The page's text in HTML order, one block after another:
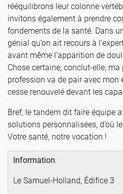
rééquilibrons leur colonne
invitons également à prendre
fondements de la santé. Dans
génial qu’on ait recours à
avant même l’apparition de
Chose certaine, conclut-elle,
profession va de pair avec mon
cesse renouvelé devant les
Bref, le tandem dit faire équipe
solutions personnalisées, d’où
Votre santé, notre vocation !
Information
Le Samuel-Holland, Édifice 3